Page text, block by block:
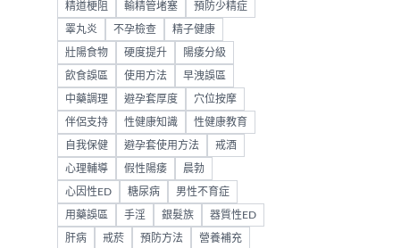
精道梗阻 輸精管堵塞 預防少精症
睪丸炎 不孕檢查 精子健康
壯陽食物 硬度提升 陽痿分級
飲食誤區 使用方法 早洩誤區
中藥調理 避孕套厚度 穴位按摩
伴侶支持 性健康知識 性健康教育
自我保健 避孕套使用方法 戒酒
心理輔導 假性陽痿 晨勃
心因性ED 糖尿病 男性不育症
用藥誤區 手淫 銀髮族 器質性ED
肝病 戒菸 預防方法 營養補充